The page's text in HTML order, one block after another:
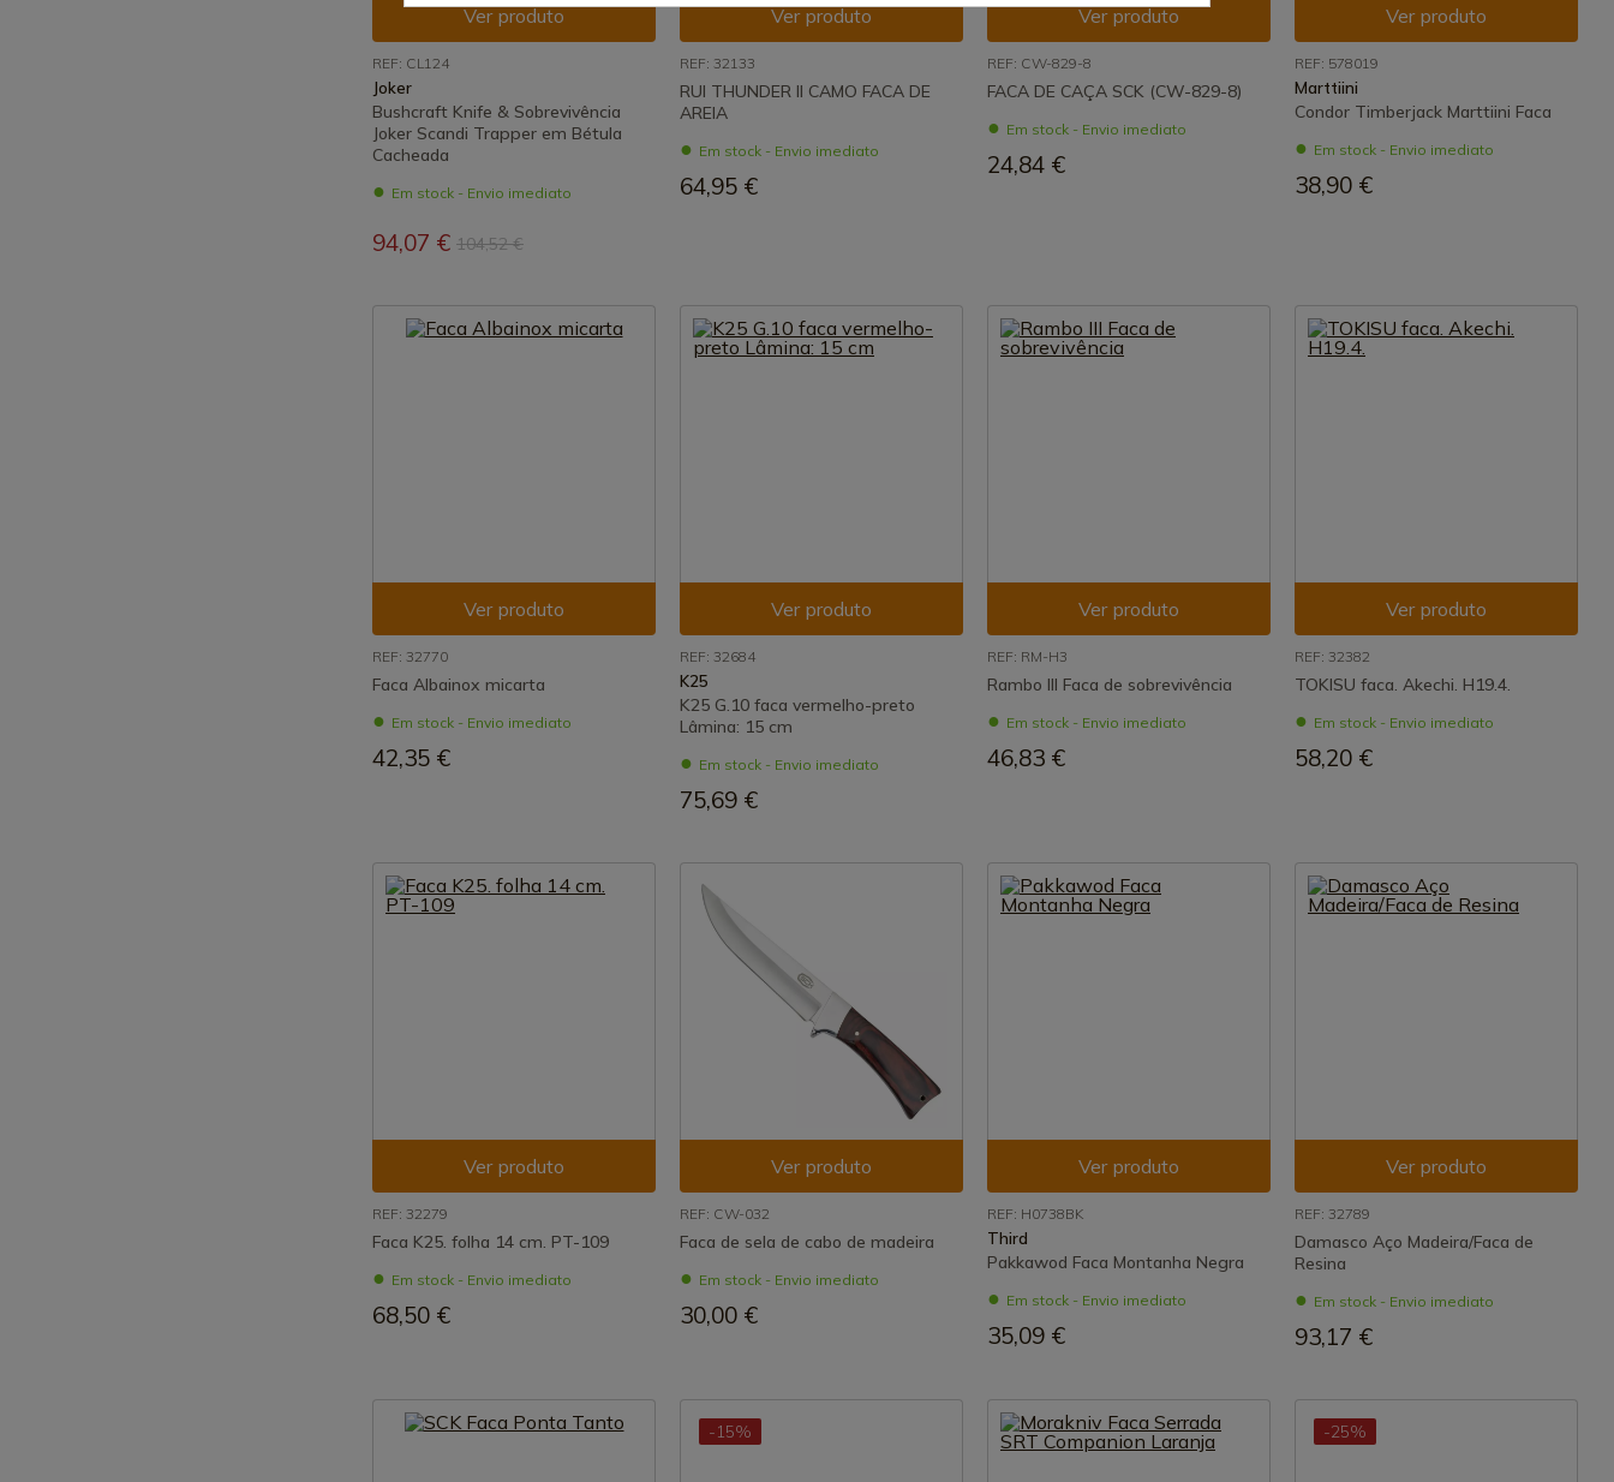
Ver produto
REF: CL124
Joker
Bushcraft Knife & Sobrevivência
Joker Scandi Trapper em Bétula
Cacheada
Em stock - Envio imediato
94,07 € 104,52 €
Ver produto
REF: 32133
RUI THUNDER II CAMO FACA DE
AREIA
Em stock - Envio imediato
64,95 €
Ver produto
REF: CW-829-8
FACA DE CAÇA SCK (CW-829-8)
Em stock - Envio imediato
24,84 €
Ver produto
REF: 578019
Marttiini
Condor Timberjack Marttiini Faca
Em stock - Envio imediato
38,90 €
Ver produto
REF: 32770
Faca Albainox micarta
Em stock - Envio imediato
42,35 €
Ver produto
REF: 32684
K25
K25 G.10 faca vermelho-preto
Lâmina: 15 cm
Em stock - Envio imediato
75,69 €
Ver produto
REF: RM-H3
Rambo III Faca de sobrevivência
Em stock - Envio imediato
46,83 €
Ver produto
REF: 32382
TOKISU faca. Akechi. H19.4.
Em stock - Envio imediato
58,20 €
Ver produto
REF: 32279
Faca K25. folha 14 cm. PT-109
Em stock - Envio imediato
68,50 €
Ver produto
REF: CW-032
Faca de sela de cabo de madeira
Em stock - Envio imediato
30,00 €
Ver produto
REF: H0738BK
Third
Pakkawod Faca Montanha Negra
Em stock - Envio imediato
35,09 €
Ver produto
REF: 32789
Damasco Aço Madeira/Faca de
Resina
Em stock - Envio imediato
93,17 €
-15% -25%